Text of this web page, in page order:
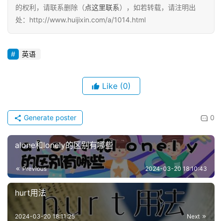
的权利，请联系删除（点这里联系），如若转载，请注明出
处：http://www.huijixin.com/a/1014.html
英语
Like (0)
0
Generate poster
alone和lonely的区别有哪些
Previous 2024-03-20 18:10:43
hurt用法
Next
2024-03-20 18:11:25